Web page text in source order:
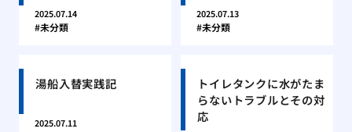
2025.07.14
未分類
2025.07.13
未分類
湯船入替実践記
2025.07.11
トイレタンクに水がたま
らないトラブルとその対
応